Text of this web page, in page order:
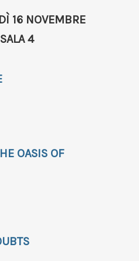
16 NOVEMBRE
4
OASIS OF